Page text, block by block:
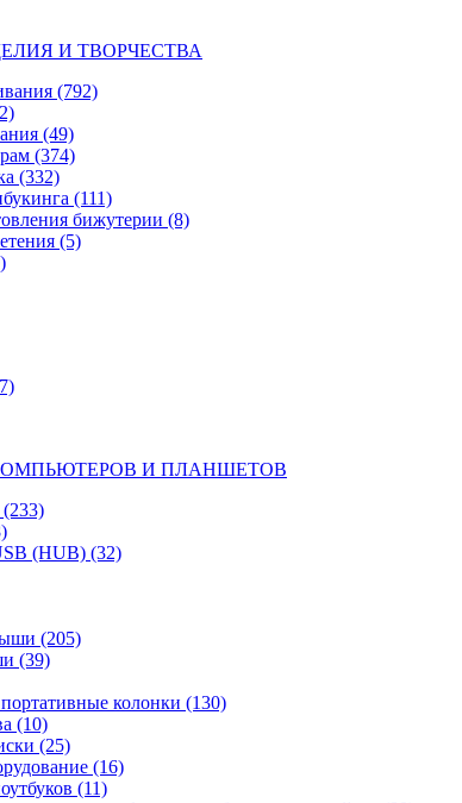
И ТВОРЧЕСТВА
(792)
(49)
(374)
(332)
(111)
бижутерии (8)
(5)
И ПЛАНШЕТОВ
(233)
(HUB) (32)
(205)
(39)
колонки (130)
(10)
(25)
(16)
(11)